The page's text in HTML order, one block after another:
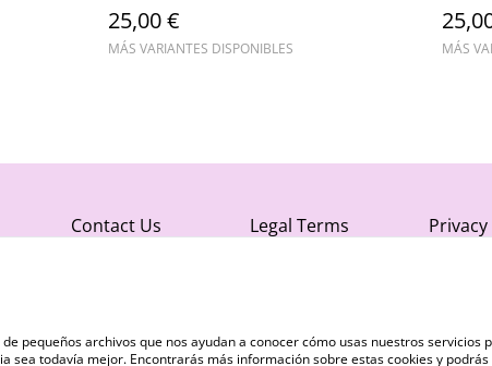
25,00 €
MÁS VARIANTES DISPONIBLES MÁS
Contact Us Legal Terms
pequeños archivos que nos ayudan a conocer cómo usas nuestros servicios
sea todavía mejor. Encontrarás más información sobre estas cookies y podrás